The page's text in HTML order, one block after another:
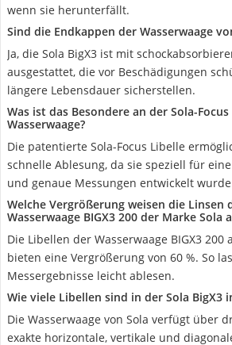
wenn sie herunterfällt.
Sind die Endkappen der Wasserwaage
Ja, die Sola BigX3 ist mit
ausgestattet, die vor Beschädigungen
längere Lebensdauer sicherstellen.
Was ist das Besondere an der Sola-
Wasserwaage?
Die patentierte Sola-Focus Libelle
schnelle Ablesung, da sie speziell für
und genaue Messungen entwickelt
Welche Vergrößerung weisen die Linsen
Wasserwaage BIGX3 200 der Marke Sola
Die Libellen der Wasserwaage BIGX3 200
bieten eine Vergrößerung von 60 %. So
Messergebnisse leicht ablesen.
Wie viele Libellen sind in der Sola BigX3
Die Wasserwaage von Sola verfügt über
exakte horizontale, vertikale und